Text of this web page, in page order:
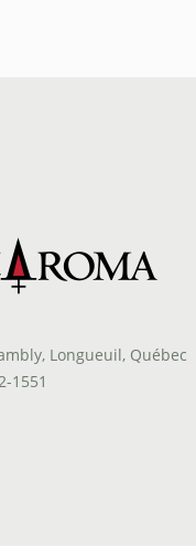
Longueuil, Québec
1551